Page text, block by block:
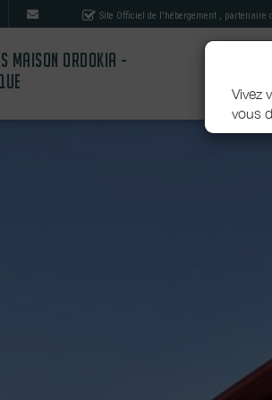
Site Officiel de l'hébergement , partenaire
MAISON ORDOKIA -
Vivez
vous